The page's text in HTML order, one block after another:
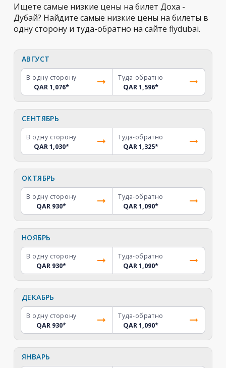
Ищете самые низкие цены на билет Доха -
Дубай? Найдите самые низкие цены на билеты в
одну сторону и туда-обратно на сайте flydubai.
АВГУСТ
В одну сторону
QAR 1,076*
Туда-обратно
QAR 1,596*
СЕНТЯБРЬ
В одну сторону
QAR 1,030*
Туда-обратно
QAR 1,325*
ОКТЯБРЬ
В одну сторону
QAR 930*
Туда-обратно
QAR 1,090*
НОЯБРЬ
В одну сторону
QAR 930*
Туда-обратно
QAR 1,090*
ДЕКАБРЬ
В одну сторону
QAR 930*
Туда-обратно
QAR 1,090*
ЯНВАРЬ